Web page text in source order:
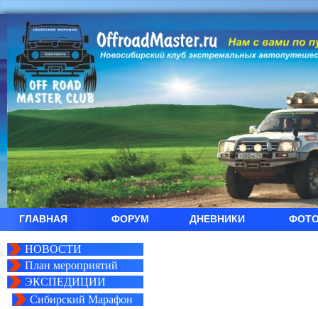
ГЛАВНАЯ ФОРУМ ДНЕВНИКИ
НОВОСТИ
План мероприятий
ЭКСПЕДИЦИИ
Сибирский Марафон